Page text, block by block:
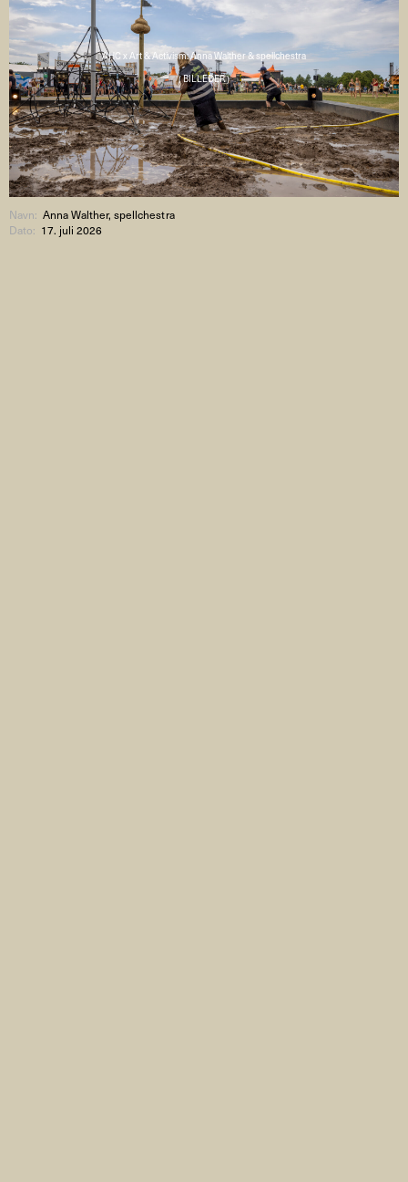
AHC x Art & Activism: Anna Walther & spellchestra
( BILLEDER )
Navn:Anna Walther, spellchestra
Dato: 17. juli 2026